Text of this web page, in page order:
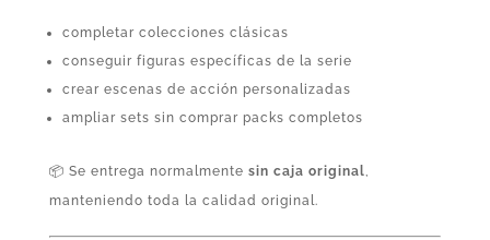
completar colecciones clásicas
conseguir figuras específicas de la serie
crear escenas de acción personalizadas
ampliar sets sin comprar packs completos
📦 Se entrega normalmente sin caja original
manteniendo toda la calidad original.